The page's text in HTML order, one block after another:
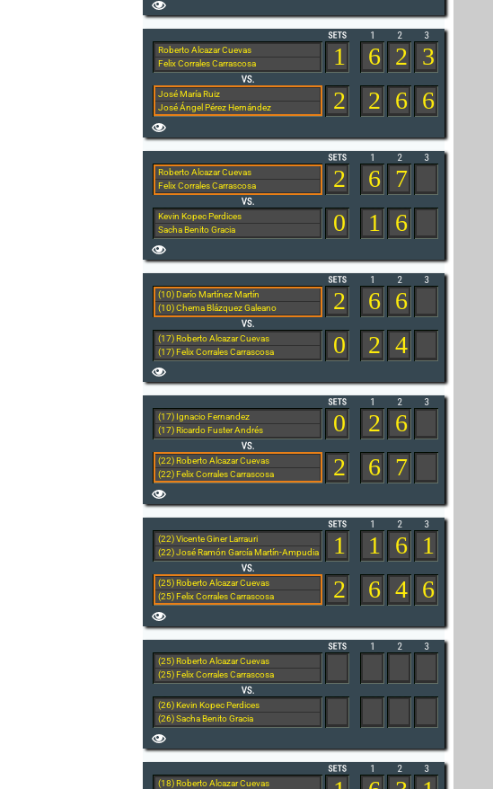
Roberto Alcazar Cuevas
Felix Corrales Carrascosa
José María Ruiz
José Ángel Pérez Hernández
1
2
6 2 3
2 6 6
Roberto Alcazar Cuevas
Felix Corrales Carrascosa
Kevin Kopec Perdices
Sacha Benito Gracia
2
0
6 7
1
6
(10) Darío Martínez Martín
(10) Chema Blázquez Galeano
(17) Roberto Alcazar Cuevas
(17) Felix Corrales Carrascosa
2
0
6 6
2 4
(17) Ignacio Fernandez
(17) Ricardo Fuster Andrés
(22) Roberto Alcazar Cuevas
(22) Felix Corrales Carrascosa
0
2
2 6
6 7
(22) Vicente Giner Larrauri
(22) José Ramón García Martín-Ampudia
(25) Roberto Alcazar Cuevas
(25) Felix Corrales Carrascosa
1
2
1 6 1
6 4 6
(25) Roberto Alcazar Cuevas
(25) Felix Corrales Carrascosa
(26) Kevin Kopec Perdices
(26) Sacha Benito Gracia
(18) Roberto Alcazar Cuevas